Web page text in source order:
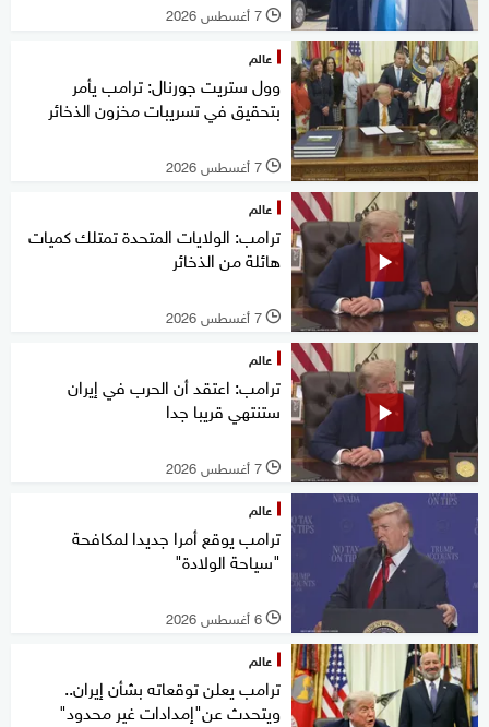
l 7 أغسطس 2026
عالم
وول ستريت جورنال: ترامب يأمر
بتحقيق في تسريبات مخزون الذخائر
l 7 أغسطس 2026
عالم
ترامب: الولايات المتحدة تمتلك كميات
هائلة من الذخائر
l 7 أغسطس 2026
عالم
ترامب: اعتقد أن الحرب في إيران
ستنتهي قريبا جدا
l 7 أغسطس 2026
عالم
ترامب يوقع أمرا جديدا لمكافحة
"سياحة الولادة"
l 6 أغسطس 2026
عالم
ترامب يعلن توقعاته بشأن إيران..
ويتحدث عن"إمدادات غير محدود"